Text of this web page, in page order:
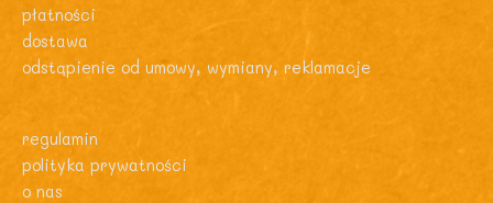
płatności
dostawa
odstąpienie od umowy, wymiany, reklamacje
regulamin
polityka prywatności
o nas